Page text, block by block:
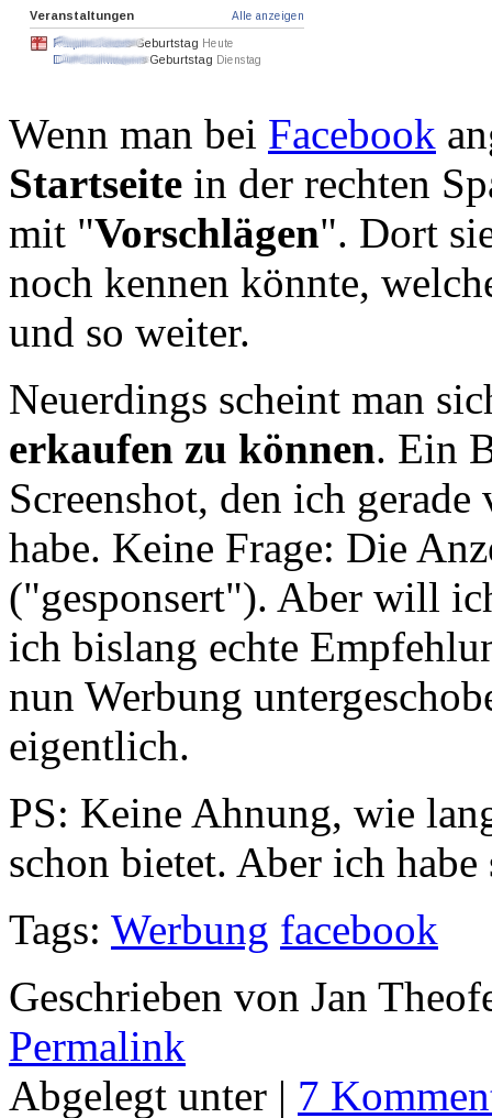
Wenn man bei Facebook
Startseite in der rechten
mit "Vorschlägen". Dort
noch kennen könnte,
und so weiter.
Neuerdings scheint man
erkaufen zu können. Ein
Screenshot, den ich
habe. Keine Frage: Die
("gesponsert"). Aber will
ich bislang echte
nun Werbung
eigentlich.
PS: Keine Ahnung, wie
schon bietet. Aber ich habe
Tags: Werbung facebook
Geschrieben von Jan
Permalink
Abgelegt unter | 7